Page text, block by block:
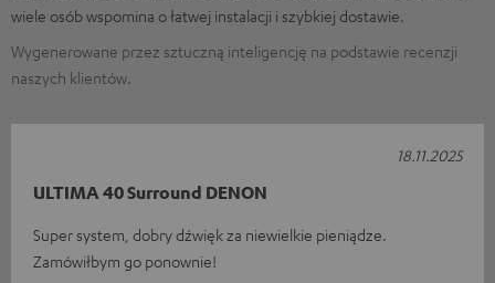
wiele osób wspomina o łatwej instalacji i szybkiej dostawie.
Wygenerowane przez sztuczną inteligencję na podstawie recenzji
naszych klientów.
ULTIMA 40 Surround DENON
Super system, dobry dźwięk za niewielkie pieniądze.
Zamówiłbym go ponownie!
18.11.2025